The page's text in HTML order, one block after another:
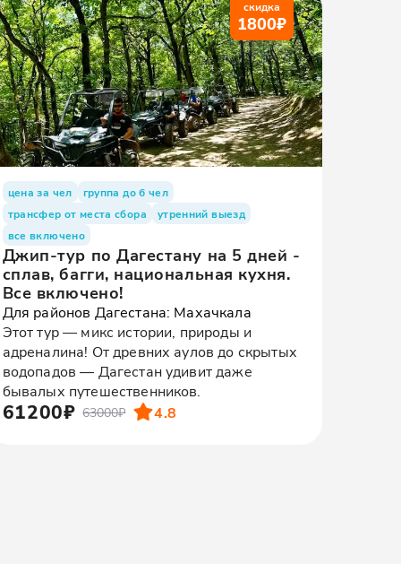
скидка
1800₽
цена за чел
группа до 6 чел
трансфер от места сбора
утренний выезд
все включено
Джип-тур по Дагестану на 5 дней -
сплав, багги, национальная кухня.
Все включено!
Для районов Дагестана: Махачкала
Этот тур — микс истории, природы и
адреналина! От древних аулов до скрытых
водопадов — Дагестан удивит даже
бывалых путешественников.
61200₽ 63000₽ 4.8